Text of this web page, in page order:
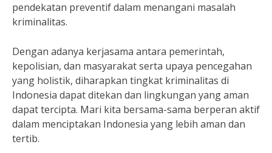
pendekatan preventif dalam menangani masalah
kriminalitas.
Dengan adanya kerjasama antara pemerintah,
kepolisian, dan masyarakat serta upaya pencegahan
yang holistik, diharapkan tingkat kriminalitas di
Indonesia dapat ditekan dan lingkungan yang aman
dapat tercipta. Mari kita bersama-sama berperan aktif
dalam menciptakan Indonesia yang lebih aman dan
tertib.